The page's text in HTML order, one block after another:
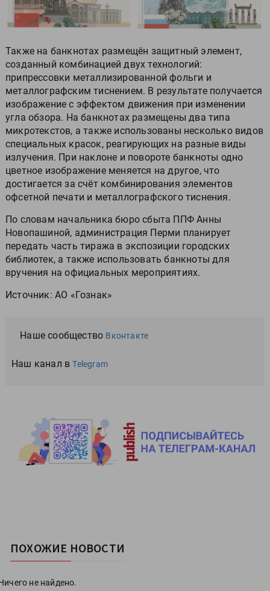
Также на банкнотах размещён защитный элемент,
созданный комбинацией двух технологий:
припрессовки металлизированной фольги и
металлографским тиснением. В результате получается
изображение с эффектом движения при изменении
угла обзора. На банкнотах размещены два типа
микротекстов, а также использованы несколько видов
специальных красок, реагирующих на разные виды
излучения. При наклоне и повороте банкноты одно
цветное изображение меняется на другое, что
достигается за счёт комбинирования элементов
офсетной печати и металлографского тиснения.
По словам начальника бюро сбыта ППФ Анны
Новопашиной, администрация Перми планирует
передать часть тиража в экспозиции городских
библиотек, а также использовать банкноты для
вручения на официальных мероприятиях.
Источник: АО «Гознак»
Наше сообщество Вконтакте
Наш канал вTelegram
ПОХОЖИЕ НОВОСТИ
не найдено.